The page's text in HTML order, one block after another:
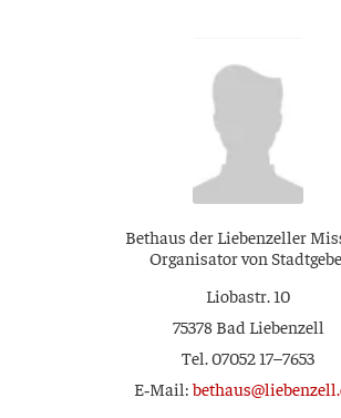
Bet­haus der Lie­ben­zel­ler
Orga­ni­sa­tor von
Lio­bastr. 10
75378 Bad Liebenzell
Tel. 07052 17–7653
E‑Mail: